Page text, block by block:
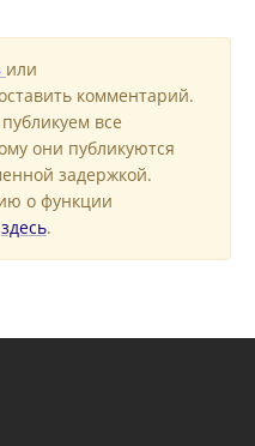
или
комментарий.
все
они публикуются
задержкой.
о функции
здесь.